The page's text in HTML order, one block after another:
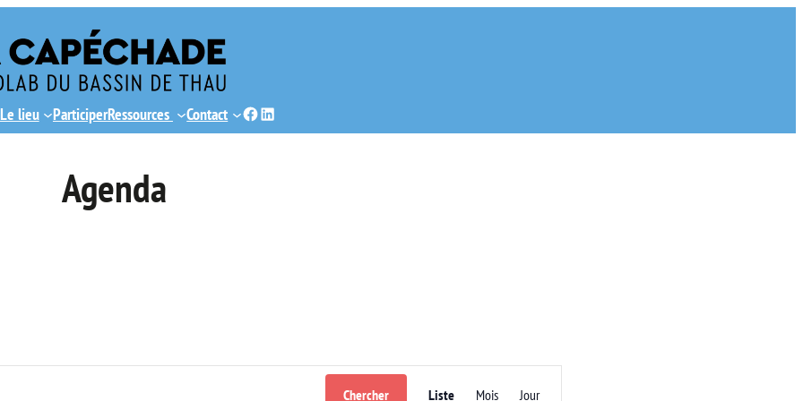
Le lieu ParticiperRessources Contact Facebook
LinkedIn
Agenda
Chercher Liste Mois Jour